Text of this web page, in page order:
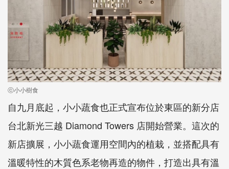
ⓒ小小樹食
自九月底起，小小蔬食也正式宣布位於東區的新分店
台北新光三越 Diamond Towers 店開始營業。這次的
新店擴展，小小蔬食運用空間內的植栽，並搭配具有
溫暖特性的木質色系老物再造的物件，打造出具有溫